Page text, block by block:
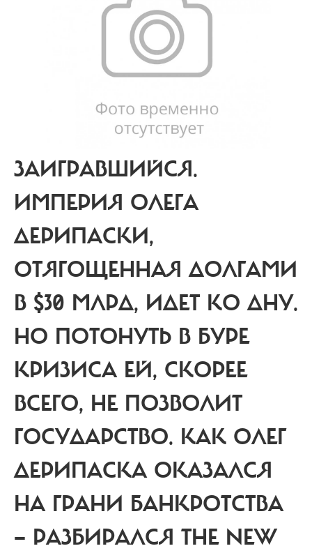
ЗАИГРАВШИЙСЯ.
ИМПЕРИЯ ОЛЕГА
ДЕРИПАСКИ,
ОТЯГОЩЕННАЯ ДОЛГАМИ
В $30 МЛРД, ИДЕТ КО ДНУ.
НО ПОТОНУТЬ В БУРЕ
КРИЗИСА ЕЙ, СКОРЕЕ
ВСЕГО, НЕ ПОЗВОЛИТ
ГОСУДАРСТВО. КАК ОЛЕГ
ДЕРИПАСКА ОКАЗАЛСЯ
НА ГРАНИ БАНКРОТСТВА
— РАЗБИРАЛСЯ THE NEW